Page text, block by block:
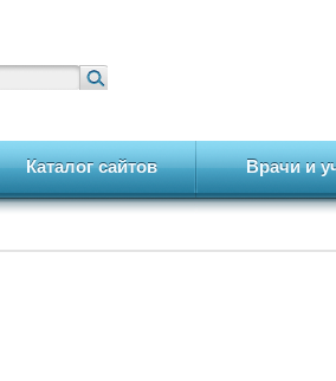
Каталог сайтов Врачи и